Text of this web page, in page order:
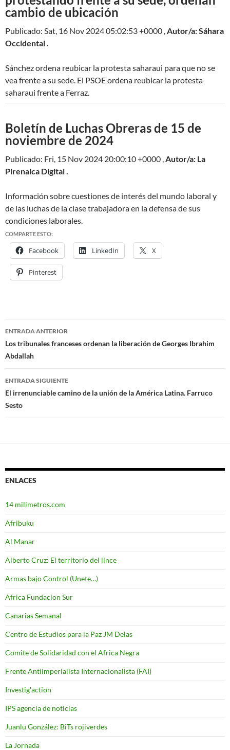
cambio de ubicación
Publicado: Sat, 16 Nov 2024 05:02:53 +0000 ,Autor/a: Sáhara
Occidental .
Sánchez ordena reubicar la protesta saharaui para que no se
vea frente a su sede. El PSOE ordena reubicar la protesta
saharaui frente a Ferraz.
Boletín de Luchas Obreras de 15 de
noviembre de 2024
Publicado: Fri, 15 Nov 2024 20:00:10 +0000 ,Autor/a: La
Pirenaica Digital .
Información sobre cuestiones de interés del mundo laboral y
de las luchas de la clase trabajadora en la defensa de sus
condiciones laborales.
COMPARTE ESTO:
Facebook LinkedIn X
Pinterest
Navegación
de
entradas
ENTRADA ANTERIOR
Los tribunales franceses ordenan la liberación de Georges Ibrahim
Abdallah
ENTRADA SIGUIENTE
El irrenunciable camino de la unión de la América Latina. Farruco
Sesto
ENLACES
14 milimetros.com
Afribuku
Al Manar
Alberto Cruz: El territorio del lince
Armas bajo Control (Unete…)
Africa Fundacion Sur
Canarias Semanal
Centro de Estudios para la Paz JM Delas
Comite de Solidaridad con el Africa Negra
Frente Antiimperialista Internacionalista (FAI)
Investig'action
IPS agencia de noticias
Juanlu González: BiTs rojiverdes
La Jornada